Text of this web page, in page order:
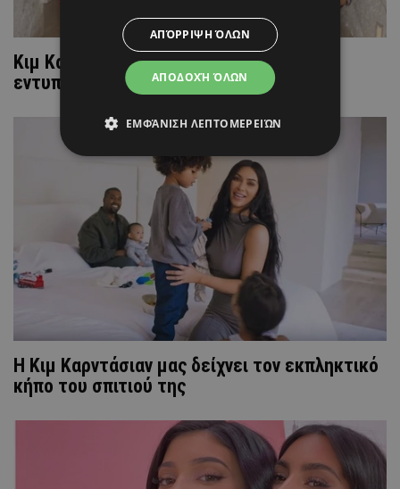
Κιμ Καρντάσιαν: "Ξενάγηση" στην
εντυπωσιακή ντουλάπα του σπιτιού της
Η Κιμ Καρντάσιαν μας δείχνει τον εκπληκτικό
κήπο του σπιτιού της
ΑΠΟΔΟΧΉ ΌΛΩΝ
ΑΠΌΡΡΙΨΗ ΌΛΩΝ
ΕΜΦΆΝΙΣΗ ΛΕΠΤΟΜΕΡΕΙΏΝ